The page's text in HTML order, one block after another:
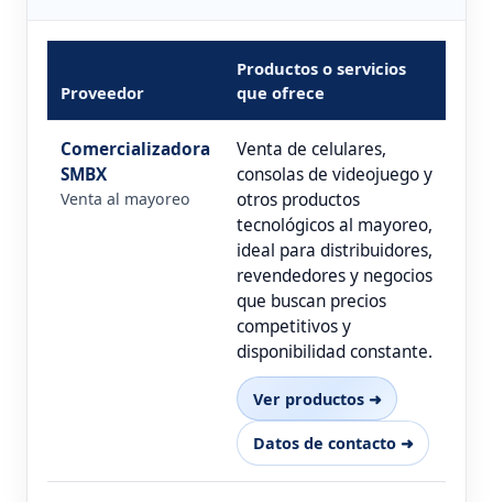
Proveedor
Productos o servicios
que ofrece
Comercializadora
SMBX
Venta al mayoreo
Venta de celulares,
consolas de videojuego y
otros productos
tecnológicos al mayoreo,
ideal para distribuidores,
revendedores y negocios
que buscan precios
competitivos y
disponibilidad constante.
Ver productos ➜
Datos de contacto ➜